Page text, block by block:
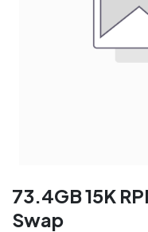
73.4GB 15K
Swap